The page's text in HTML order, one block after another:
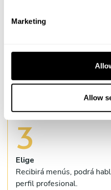
Marketing
Allow
2
El afortunado podrá elegir
experiencia.
3
Elige
Recibirá menús, podrá
perfil profesional.